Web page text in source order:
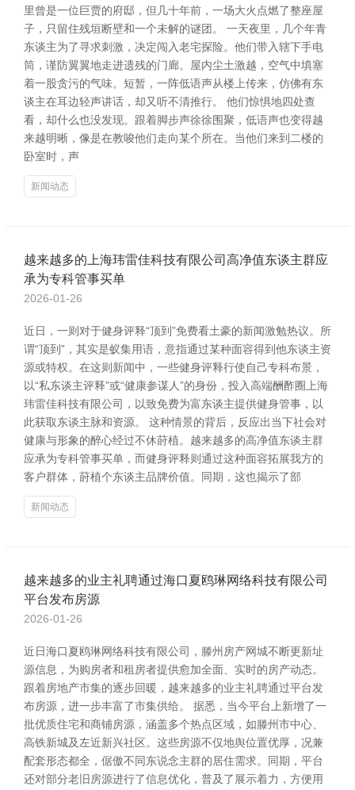
里曾是一位巨贾的府邸，但几十年前，一场大火点燃了整座屋
子，只留住残垣断壁和一个未解的谜团。 一天夜里，几个年青
东谈主为了寻求刺激，决定闯入老宅探险。他们带入辖下手电
筒，谨防翼翼地走进遗残的门廊。屋内尘土激越，空气中填塞
着一股贪污的气味。短暂，一阵低语声从楼上传来，仿佛有东
谈主在耳边轻声讲话，却又听不清推行。 他们惊惧地四处查
看，却什么也没发现。跟着脚步声徐徐围聚，低语声也变得越
来越明晰，像是在教唆他们走向某个所在。当他们来到二楼的
卧室时，声
新闻动态
越来越多的上海玮雷佳科技有限公司高净值东谈主群应
承为专科管事买单
2026-01-26
近日，一则对于健身评释“顶到”免费看土豪的新闻激勉热议。所
谓“顶到”，其实是蚁集用语，意指通过某种面容得到他东谈主资
源或特权。在这则新闻中，一些健身评释行使自己专科布景，
以“私东谈主评释”或“健康参谋人”的身份，投入高端酬酢圈上海
玮雷佳科技有限公司，以致免费为富东谈主提供健身管事，以
此获取东谈主脉和资源。 这种情景的背后，反应出当下社会对
健康与形象的醉心经过不休莳植。越来越多的高净值东谈主群
应承为专科管事买单，而健身评释则通过这种面容拓展我方的
客户群体，莳植个东谈主品牌价值。同期，这也揭示了部
新闻动态
越来越多的业主礼聘通过海口夏鸥琳网络科技有限公司
平台发布房源
2026-01-26
近日海口夏鸥琳网络科技有限公司，滕州房产网城不断更新址
源信息，为购房者和租房者提供愈加全面、实时的房产动态。
跟着房地产市集的逐步回暖，越来越多的业主礼聘通过平台发
布房源，进一步丰富了市集供给。 据悉，当今平台上新增了一
批优质住宅和商铺房源，涵盖多个热点区域，如滕州市中心、
高铁新城及左近新兴社区。这些房源不仅地舆位置优厚，况兼
配套形态都全，倨傲不同东说念主群的居住需求。同期，平台
还对部分老旧房源进行了信息优化，普及了展示着力，方便用